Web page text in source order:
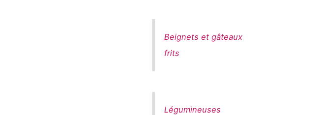
Beignets et gâteaux
frits
Légumineuses